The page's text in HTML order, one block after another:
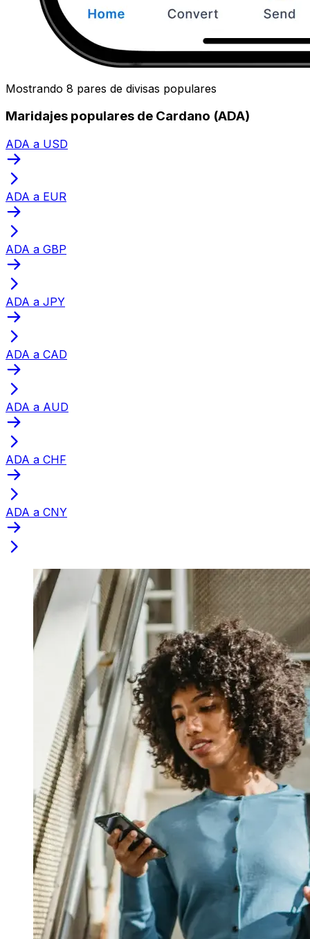
Mostrando 8 pares de divisas populares
Maridajes populares de Cardano (ADA)
ADA a USD
ADA a EUR
ADA a GBP
ADA a JPY
ADA a CAD
ADA a AUD
ADA a CHF
ADA a CNY